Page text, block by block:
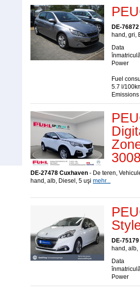
DE-
hand, gri,
Data
Power
Fuel
5.7 l/
DE-27478 Cuxhaven - De teren,
hand, alb, Diesel, 5 uşi mehr...
DE-
hand,
Data
Power